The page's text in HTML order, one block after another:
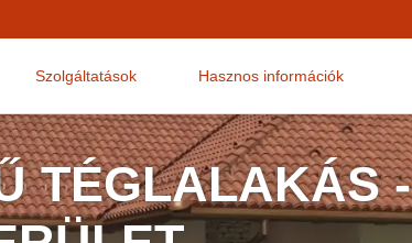
Szolgáltatások Hasznos információk
TÉGLALAKÁS -